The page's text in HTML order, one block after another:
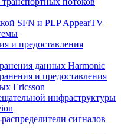
SFN и PLP AppearTV
и предоставления
данных Harmonic
и предоставления
Ericsson
инфраструктуры
сигналов